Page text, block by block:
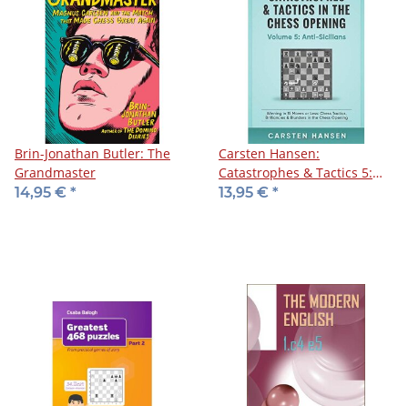
Brin-Jonathan Butler: The
Grandmaster
14,95 € *
Carsten Hansen:
Catastrophes & Tactics 5:
Anti-Sicilians
13,95 € *